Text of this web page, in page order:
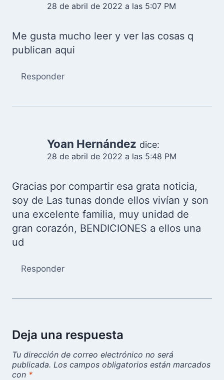
28 de abril de 2022 a las 5:07 PM
Me gusta mucho leer y ver las cosas q
publican aqui
Responder
Yoan Hernández dice:
28 de abril de 2022 a las 5:48 PM
Gracias por compartir esa grata noticia,
soy de Las tunas donde ellos vivían y son
una excelente familia, muy unidad de
gran corazón, BENDICIONES a ellos una
ud
Responder
Deja una respuesta
Tu dirección de correo electrónico no será
publicada. Los campos obligatorios están marcados
con *